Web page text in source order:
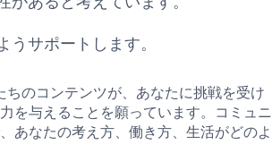
サポートします。
のコンテンツが、あなたに挑戦を受け
を与えることを願っています。コミュニ
あなたの考え方、働き方、生活がどのよ